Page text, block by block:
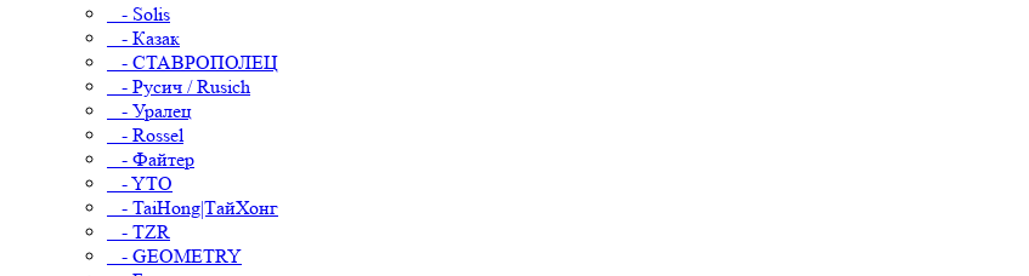
- Solis
- Казак
- СТАВРОПОЛЕЦ
- Русич / Rusich
- Уралец
- Rossel
- Файтер
- YTO
- TaiHong|ТайХонг
- TZR
- GEOMETRY